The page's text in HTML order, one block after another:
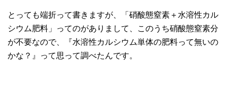
とっても端折って書きますが、「硝酸態窒素＋水溶性カル
シウム肥料」ってのがありまして、このうち硝酸態窒素分
が不要なので、『水溶性カルシウム単体の肥料って無いの
かな？』って思って調べたんです。